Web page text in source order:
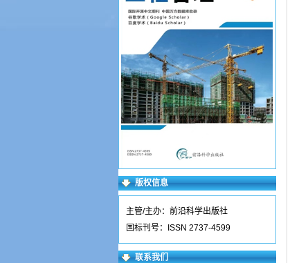
版权信息
主管/主办：前沿科学出版社
国标刊号：ISSN 2737-4599
联系我们